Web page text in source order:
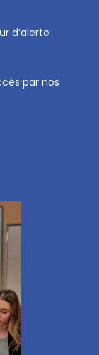
d’alerte
par nos